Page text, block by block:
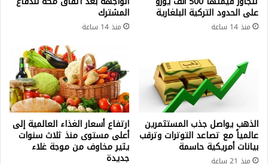
على الحدود التركية البلغارية
منذ 14 ساعة
المشترك
منذ 14 ساعة
الذهب يواصل جذب المستثمرين
عالمياً مع تصاعد التوترات وترقب
بيانات أمريكية حاسمة
منذ 21 ساعة
ارتفاع أسعار الغذاء العالمية إلى
أعلى مستوى منذ ثلاث سنوات
يثير مخاوف من موجة غلاء
جديدة